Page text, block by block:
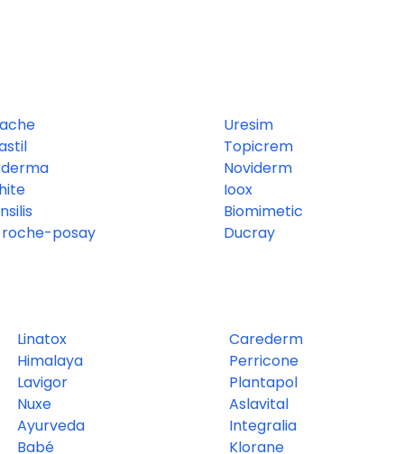
roche-posay
Uresim
Topicrem
Noviderm
Ioox
Biomimetic
Ducray
Linatox
Himalaya
Lavigor
Nuxe
Ayurveda
Babé
Carederm
Perricone
Plantapol
Aslavital
Integralia
Klorane